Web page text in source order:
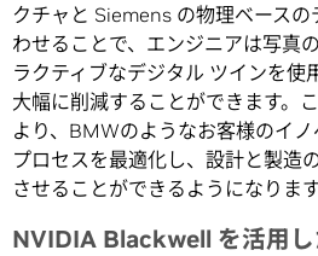
クチャと Siemens の物理ベース
わせることで、エンジニアは写真
ラクティブなデジタル ツインを使
大幅に削減することができます。
より、BMWのようなお客様のイノ
プロセスを最適化し、設計と製造
させることができるようになります
NVIDIA Blackwell を活用